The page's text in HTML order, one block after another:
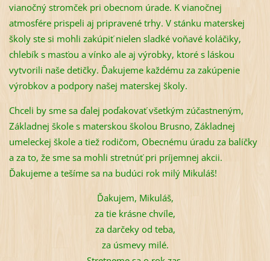
vianočný stromček pri obecnom úrade. K vianočnej
atmosfére prispeli aj pripravené trhy. V stánku materskej
školy ste si mohli zakúpiť nielen sladké voňavé koláčiky,
chlebík s masťou a vínko ale aj výrobky, ktoré s láskou
vytvorili naše detičky. Ďakujeme každému za zakúpenie
výrobkov a podpory našej materskej školy.
Chceli by sme sa ďalej poďakovať všetkým zúčastneným,
Základnej škole s materskou školou Brusno, Základnej
umeleckej škole a tiež rodičom, Obecnému úradu za balíčky
a za to, že sme sa mohli stretnúť pri príjemnej akcii.
Ďakujeme a tešíme sa na budúci rok milý Mikuláš!
Ďakujem, Mikuláš,
za tie krásne chvíle,
za darčeky od teba,
za úsmevy milé.